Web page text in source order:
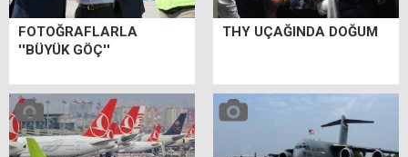
FOTOĞRAFLARLA
''BÜYÜK GÖÇ''
THY UÇAĞINDA DOĞUM